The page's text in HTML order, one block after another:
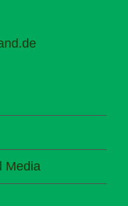
Media